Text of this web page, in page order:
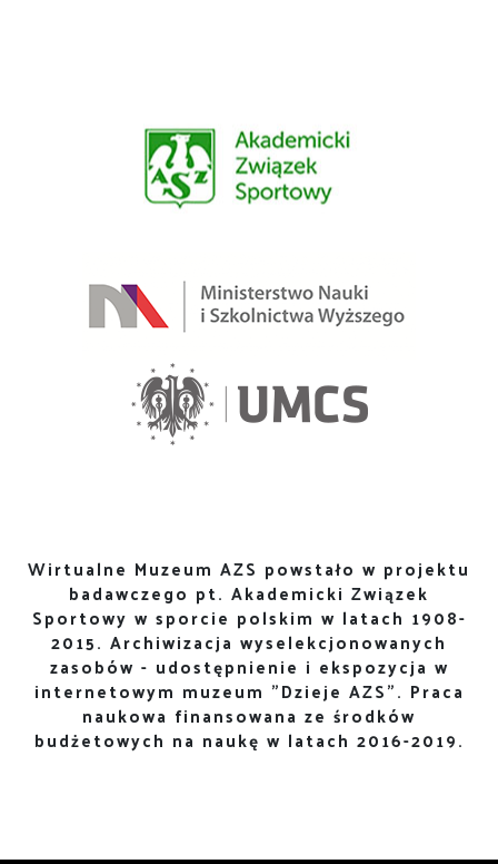
Wirtualne Muzeum AZS powstało w projektu
badawczego pt. Akademicki Związek
Sportowy w sporcie polskim w latach 1908-
2015. Archiwizacja wyselekcjonowanych
zasobów - udostępnienie i ekspozycja w
internetowym muzeum "Dzieje AZS". Praca
naukowa finansowana ze środków
budżetowych na naukę w latach 2016-2019.